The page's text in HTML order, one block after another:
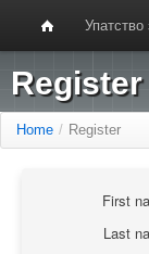
Register
Home / Register
First
Last